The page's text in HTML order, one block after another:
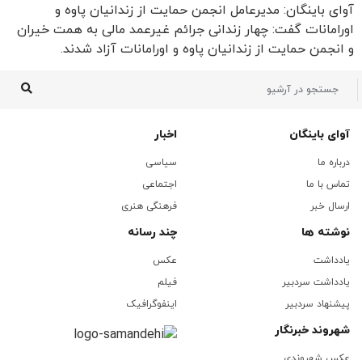
آوای باینگان: مدیرعامل انجمن حمایت از زندانیان پاوه و
اورامانات گفت: چهار زندانی جرائم غیرعمد مالی به همت خیران
و انجمن حمایت از زندانیان پاوه و اورامانات آزاد شدند.
آوای باینگان
درباره ما
تماس با ما
ارسال خبر
اخبار
سیاسی
اجتماعی
فرهنگی هنری
نوشته ها
یادداشت
یادداشت سردبیر
پیشنهاد سردبیر
چند رسانه
عکس
فیلم
اینفوگرافیک
شهروند خبرنگار